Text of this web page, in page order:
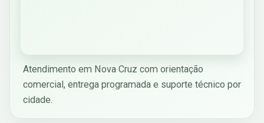
Atendimento em Nova Cruz com orientação
comercial, entrega programada e suporte técnico por
cidade.